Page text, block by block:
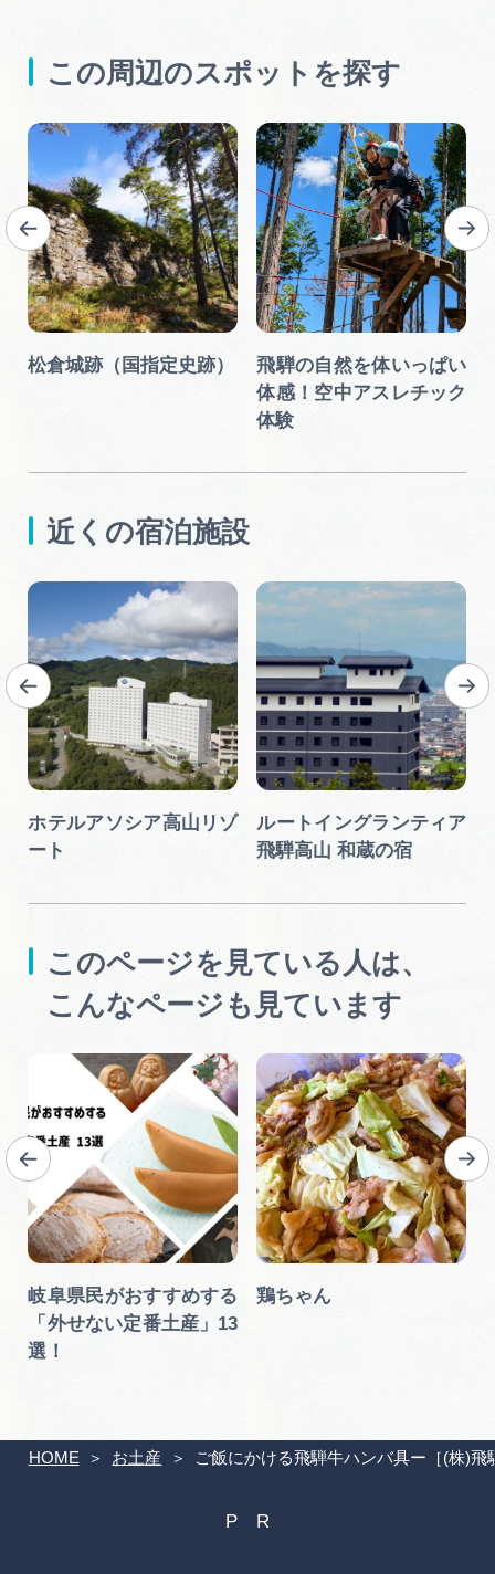
HOME お土産 ご飯にかける飛騨牛ハンバ具ー［(株)
この周辺のスポットを探す
松倉城跡（国指定史跡）
飛騨の自然を体いっぱい
体感！空中アスレチック
体験
近くの宿泊施設
ホテルアソシア高山リゾ
ート
ルートイングランティア
飛騨高山 和蔵の宿
このページを見ている人は、
こんなページも見ています
岐阜県民がおすすめする
「外せない定番土産」13
選！
鶏ちゃん